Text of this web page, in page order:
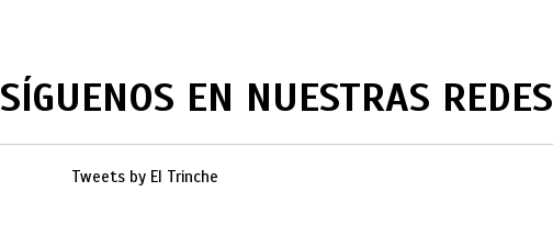
SÍGUENOS EN NUESTRAS REDES
Tweets by El Trinche